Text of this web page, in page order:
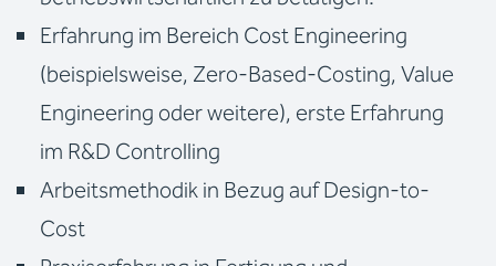
Erfahrung im Bereich Cost Engineering
(beispielsweise, Zero-Based-Costing, Value
Engineering oder weitere), erste Erfahrung
im R&D Controlling
Arbeitsmethodik in Bezug auf Design-to-
Cost